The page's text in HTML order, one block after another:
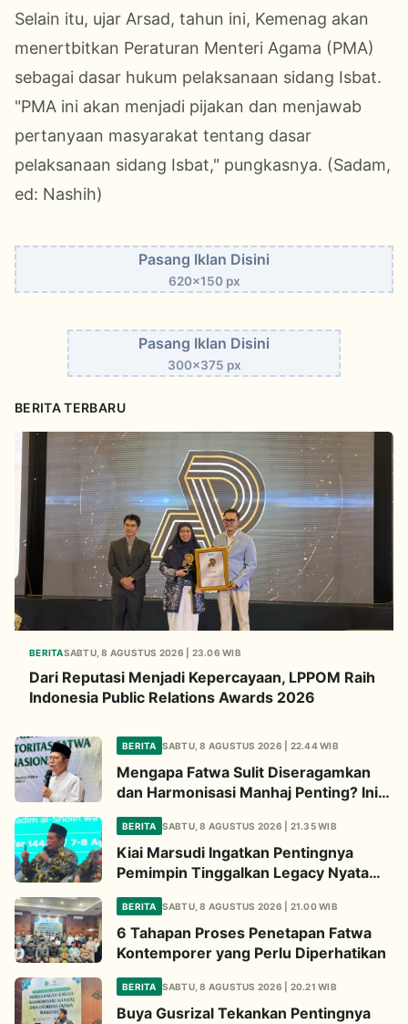
Selain itu, ujar Arsad, tahun ini, Kemenag akan
menertbitkan Peraturan Menteri Agama (PMA)
sebagai dasar hukum pelaksanaan sidang Isbat.
"PMA ini akan menjadi pijakan dan menjawab
pertanyaan masyarakat tentang dasar
pelaksanaan sidang Isbat," pungkasnya. (Sadam,
ed: Nashih)
Pasang Iklan Disini
620x150 px
Pasang Iklan Disini
300x375 px
BERITA TERBARU
BERITASABTU, 8 AGUSTUS 2026 | 23.06 WIB
Dari Reputasi Menjadi Kepercayaan, LPPOM Raih
Indonesia Public Relations Awards 2026
BERITA SABTU, 8 AGUSTUS 2026 | 22.44 WIB
Mengapa Fatwa Sulit Diseragamkan
dan Harmonisasi Manhaj Penting? Ini
Penjelasan Kiai Cholil
BERITA SABTU, 8 AGUSTUS 2026 | 21.35 WIB
Kiai Marsudi Ingatkan Pentingnya
Pemimpin Tinggalkan Legacy Nyata
untuk Umat
BERITA SABTU, 8 AGUSTUS 2026 | 21.00 WIB
6 Tahapan Proses Penetapan Fatwa
Kontemporer yang Perlu Diperhatikan
BERITA SABTU, 8 AGUSTUS 2026 | 20.21 WIB
Buya Gusrizal Tekankan Pentingnya